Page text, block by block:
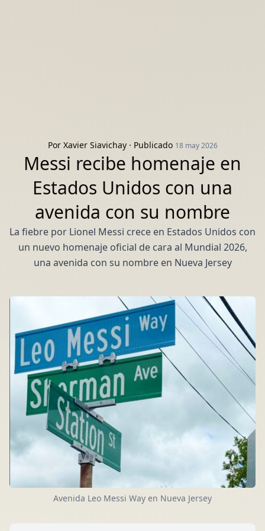
Por Xavier Siavichay· Publicado 18 may 2026
Messi recibe homenaje en
Estados Unidos con una
avenida con su nombre
La fiebre por Lionel Messi crece en Estados Unidos con
un nuevo homenaje oficial de cara al Mundial 2026,
una avenida con su nombre en Nueva Jersey
Avenida Leo Messi Way en Nueva Jersey